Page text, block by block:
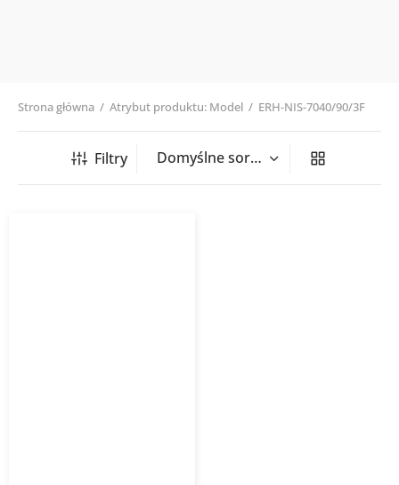
Strona główna / Atrybut produktu: Model / ERH-NIS-7040/90/3F
Filtry